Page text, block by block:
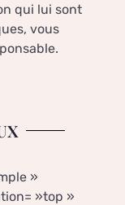
qui lui sont
vous
»
»top »